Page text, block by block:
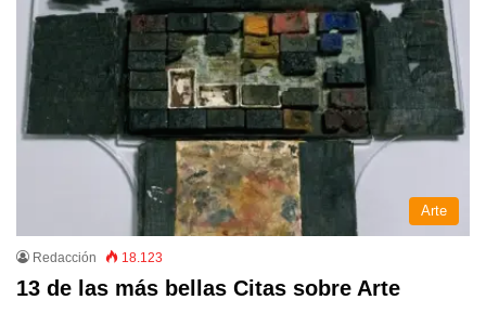
Arte
Redacción 18.123
13 de las más bellas Citas sobre Arte